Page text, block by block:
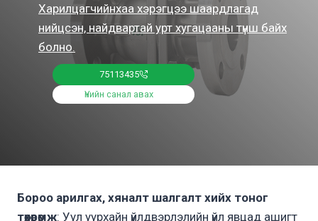
Харилцагчийнхаа хэрэгцээ шаардлагад
нийцсэн, найдвартай урт хугацааны түнш байх
болно.
75113435
Үнийн санал авах
Бороо арилгах, хяналт шалгалт хийх тоног
төхөөрөмж: Уул уурхайн үйлдвэрлэлийн үйл явцад ашигт